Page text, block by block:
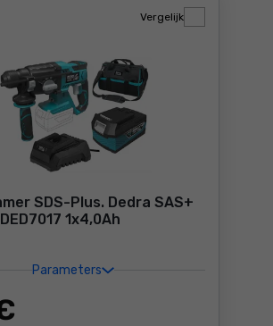
SDS-Plus. Dedra SAS+
1x4,0Ah
Parameters
Vergelijk